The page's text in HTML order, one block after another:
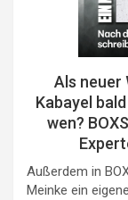
Als neuer
Kabayel
wen?
Außerdem in
Meinke ein